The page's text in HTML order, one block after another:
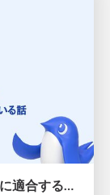
仕様駆動開発へのトライを機に チームに適合する手法を模索し続けている話